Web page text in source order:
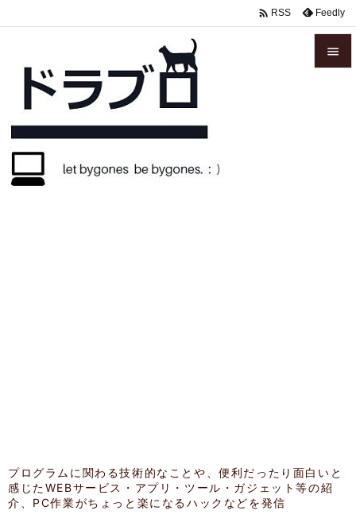
プログラムに関わる技術的なことや、便利だったり面白いと
感じたWEBサービス・アプリ・ツール・ガジェット等の紹
介、PC作業がちょっと楽になるハックなどを発信

 RSS Feedly